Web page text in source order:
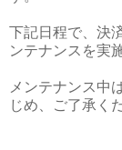
下記日程で、決
ンテナンスを実
メンテナンス中
じめ、ご了承く